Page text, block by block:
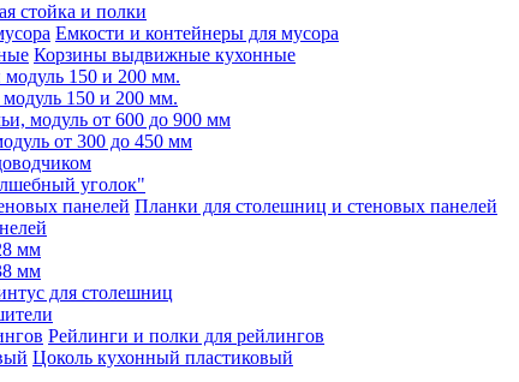
стойка и полки
Емкости и контейнеры для мусора
Корзины выдвижные кухонные
150 и 200 мм.
150 и 200 мм.
модуль от 600 до 900 мм
от 300 до 450 мм
уголок"
Планки для столешниц и стеновых панелей
мм
мм
для столешниц
Рейлинги и полки для рейлингов
Цоколь кухонный пластиковый